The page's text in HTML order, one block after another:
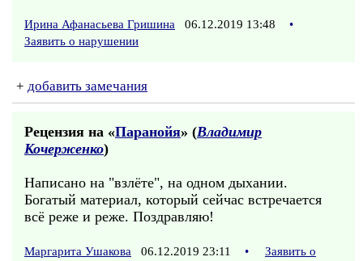
Ирина Афанасьева Гришина 06.12.2019 13:48
•
Заявить о нарушении
+ добавить замечания
Рецензия на «Паранойя» (Владимир
Кочерженко)
Написано на "взлёте", на одном дыхании.
Богатый материал, который сейчас встречается
всё реже и реже. Поздравляю!
Маргарита Ушакова 06.12.2019 23:11 •
Заявить о